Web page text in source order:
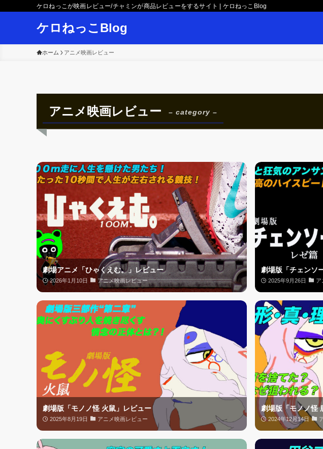
ケロねっこが映画レビュー/チャミンが商品レビューをするサイト | ケロねっこBlog
ケロねっこBlog
ホーム アニメ映画レビュー
アニメ映画レビュー – category –
劇場アニメ「ひゃくえむ。」レビュー
2026年1月10日 アニメ映画レビュー
劇場版「チェンソ
2025年9月26日 ア
劇場版「モノノ怪 火鼠」レビュー
2025年8月19日 アニメ映画レビュー
劇場版「モノノ怪
2024年12月14日